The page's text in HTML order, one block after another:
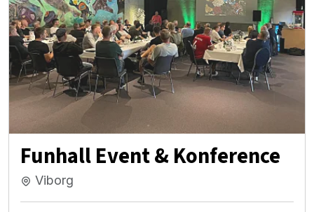
Funhall Event & Konference
Viborg